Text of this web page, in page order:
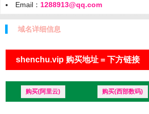
Email： 1288913@qq.com
域名详细信息
shenchu.vip 购买地址 = 下方链接
购买(阿里云) 购买(西部数码)